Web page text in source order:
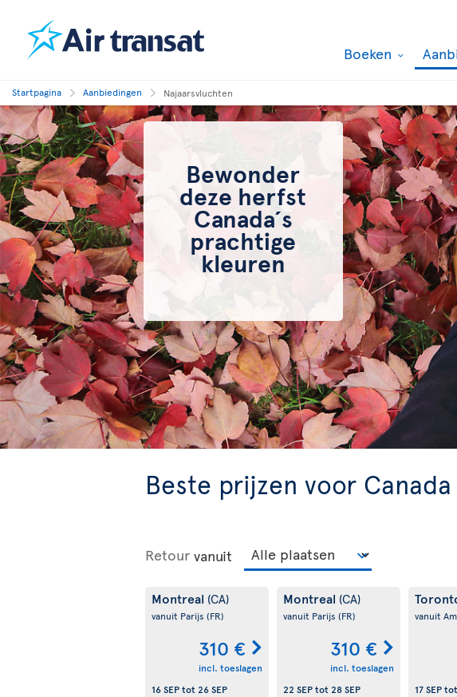
Boeken
Startpagina Aanbiedingen Najaarsvluchten
Bewonder
deze herfst
Canada´s
prachtige
kleuren
Beste prijzen voor
Retour vanuit
Montreal (CA)
vanuit Parijs (FR)
310 €
incl. toeslagen
16 SEPtot 26 SEP
Montreal (CA)
vanuit Parijs (FR)
310 €
incl. toeslagen
22 SEPtot 28 SEP
vanuit
17 SEPtot